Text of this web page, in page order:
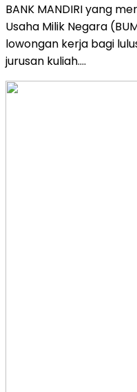
BANK MANDIRI yang
Usaha Milik Negara
lowongan kerja bagi
jurusan kuliah….